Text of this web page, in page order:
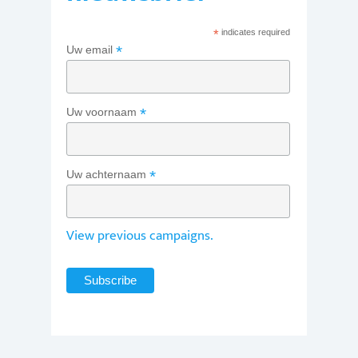
*indicates required
Uw email *
Uw voornaam *
Uw achternaam *
View previous campaigns.